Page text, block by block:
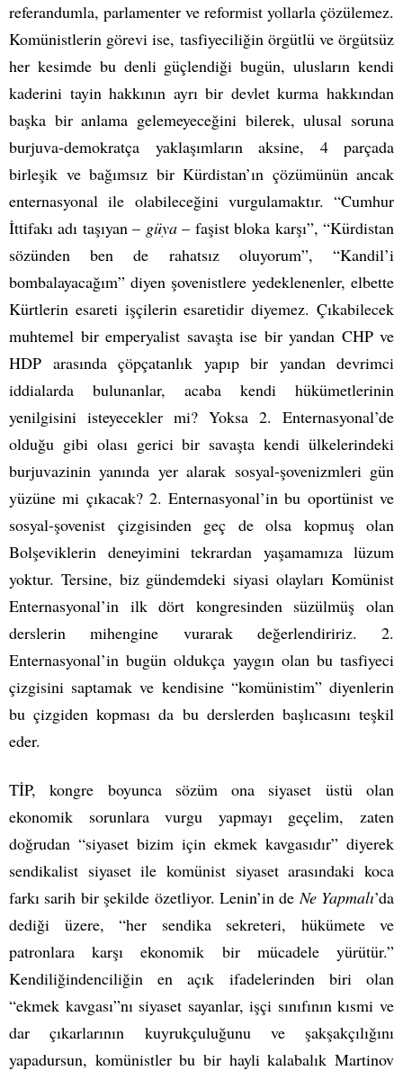
referandumla, parlamenter ve reformist yollarla çözülemez.
Komünistlerin görevi ise, tasfiyeciliğin örgütlü ve örgütsüz
her kesimde bu denli güçlendiği bugün, ulusların kendi
kaderini tayin hakkının ayrı bir devlet kurma hakkından
başka bir anlama gelemeyeceğini bilerek, ulusal soruna
burjuva-demokratça yaklaşımların aksine, 4 parçada
birleşik ve bağımsız bir Kürdistan’ın çözümünün ancak
enternasyonal ile olabileceğini vurgulamaktır. “Cumhur
İttifakı adı taşıyan – güya– faşist bloka karşı”, “Kürdistan
sözünden ben de rahatsız oluyorum”, “Kandil’i
bombalayacağım” diyen şovenistlere yedeklenenler, elbette
Kürtlerin esareti işçilerin esaretidir diyemez. Çıkabilecek
muhtemel bir emperyalist savaşta ise bir yandan CHP ve
HDP arasında çöpçatanlık yapıp bir yandan devrimci
iddialarda bulunanlar, acaba kendi hükümetlerinin
yenilgisini isteyecekler mi? Yoksa 2. Enternasyonal’de
olduğu gibi olası gerici bir savaşta kendi ülkelerindeki
burjuvazinin yanında yer alarak sosyal-şovenizmleri gün
yüzüne mi çıkacak? 2. Enternasyonal’in bu oportünist ve
sosyal-şovenist çizgisinden geç de olsa kopmuş olan
Bolşeviklerin deneyimini tekrardan yaşamamıza lüzum
yoktur. Tersine, biz gündemdeki siyasi olayları Komünist
Enternasyonal’in ilk dört kongresinden süzülmüş olan
derslerin mihengine vurarak değerlendiririz. 2.
Enternasyonal’in bugün oldukça yaygın olan bu tasfiyeci
çizgisini saptamak ve kendisine “komünistim” diyenlerin
bu çizgiden kopması da bu derslerden başlıcasını teşkil
eder.
TİP, kongre boyunca sözüm ona siyaset üstü olan
ekonomik sorunlara vurgu yapmayı geçelim, zaten
doğrudan “siyaset bizim için ekmek kavgasıdır” diyerek
sendikalist siyaset ile komünist siyaset arasındaki koca
farkı sarih bir şekilde özetliyor. Lenin’in deNe Yapmalı’da
dediği üzere, “her sendika sekreteri, hükümete ve
patronlara karşı ekonomik bir mücadele yürütür.”
Kendiliğindenciliğin en açık ifadelerinden biri olan
“ekmek kavgası”nı siyaset sayanlar, işçi sınıfının kısmi ve
dar çıkarlarının kuyrukçuluğunu ve şakşakçılığını
yapadursun, komünistler bu bir hayli kalabalık Martinov